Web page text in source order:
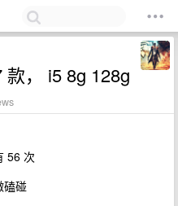
款， i5 8g 128g
56 次
磕碰